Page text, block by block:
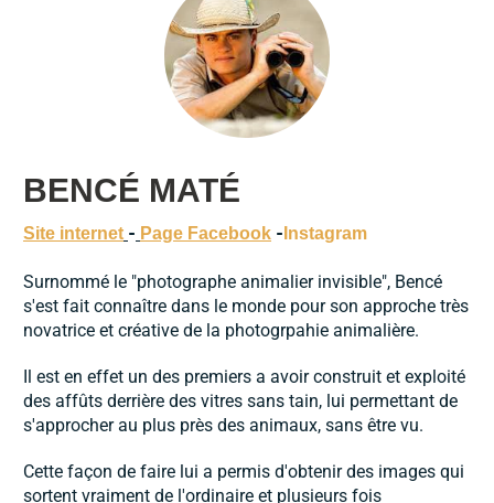
BENCÉ MATÉ
Site internet - Page Facebook - Instagram
Surnommé le "photographe animalier invisible", Bencé
s'est fait connaître dans le monde pour son approche très
novatrice et créative de la photogrpahie animalière.
Il est en effet un des premiers a avoir construit et exploité
des affûts derrière des vitres sans tain, lui permettant de
s'approcher au plus près des animaux, sans être vu.
Cette façon de faire lui a permis d'obtenir des images qui
sortent vraiment de l'ordinaire et plusieurs fois